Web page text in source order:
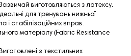
виготовляються з латексу.
для тренувань нижньої
і стабілізаційних вправ.
матеріалу (Fabric Resistance
з текстильних